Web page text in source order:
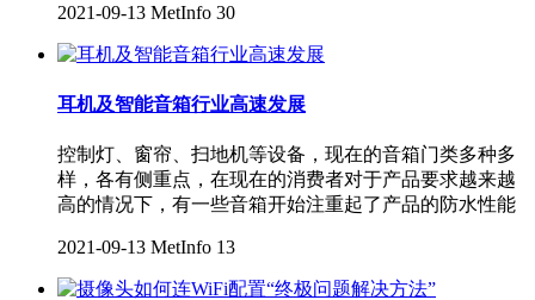
2021-09-13 MetInfo 30
耳机及智能音箱行业高速发展
控制灯、窗帘、扫地机等设备，现在的音箱门类多种多
样，各有侧重点，在现在的消费者对于产品要求越来越
高的情况下，有一些音箱开始注重起了产品的防水性能
2021-09-13 MetInfo 13